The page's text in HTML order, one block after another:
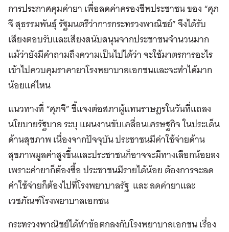
การประกาศคุมค่ายา เพื่อลดค่าครองชีพประชาชน ของ “ศุภ
จี สุธรรมพันธุ์ รัฐมนตรีว่าการกระทรวงพาณิชย์” จึงได้รับ
เสียงตอบรับและเสียงสนับสนุนจากประชาชนจำนวนมาก
แม้ว่ายังมีคำถามถึงความเป็นไปได้ว่า จะใช้มาตรการอะไร
เข้าไปควบคุมราคายาโรงพยาบาลเอกชนและจะทำได้มาก
น้อยแค่ไหน
แนวทางที่ “ศุภจี” ชี้แจงต่อสภาผู้แทนราษฎรในวันที่แถลง
นโยบายรัฐบาล ระบุ แผนงานขับเคลื่อนเศรษฐกิจ ในประเด็น
ด้านสุขภาพ เนื่องจากปัจจุบัน ประชาชนมีค่าใช้จ่ายด้าน
สุขภาพมูลค่าสูงขึ้นและประชาชนก็อาจจะมีทางเลือกน้อยลง
เพราะค่ายาก็ต้องซื้อ ประชาชนมีรายได้น้อย ต้องการจะลด
ค่าใช้จ่ายก็ต้องไปที่โรงพยาบาลรัฐ และ ลดค่ายาและ
เวชภัณฑ์โรงพยาบาลเอกชน
กระทรวงพาณิชย์ได้ทำข้อตกลงกับโรงพยาบาลเอกชน เรื่อง